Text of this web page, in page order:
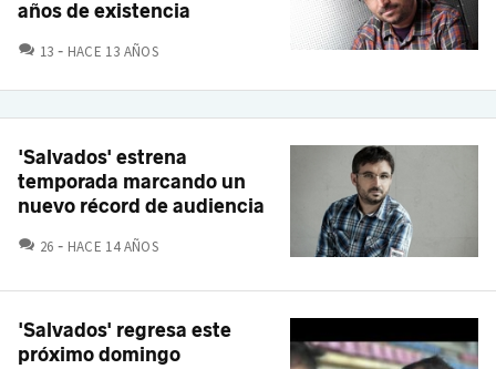
años de existencia
13 COMENTARIOS
HACE 13 AÑOS
'Salvados' estrena
temporada marcando un
nuevo récord de audiencia
26 COMENTARIOS
HACE 14 AÑOS
'Salvados' regresa este
próximo domingo